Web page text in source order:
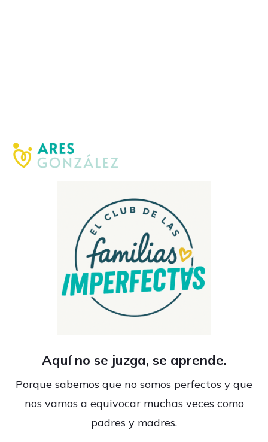
Aquí no se juzga, se aprende.
Porque sabemos que no somos perfectos y que
nos vamos a equivocar muchas veces como
padres y madres.